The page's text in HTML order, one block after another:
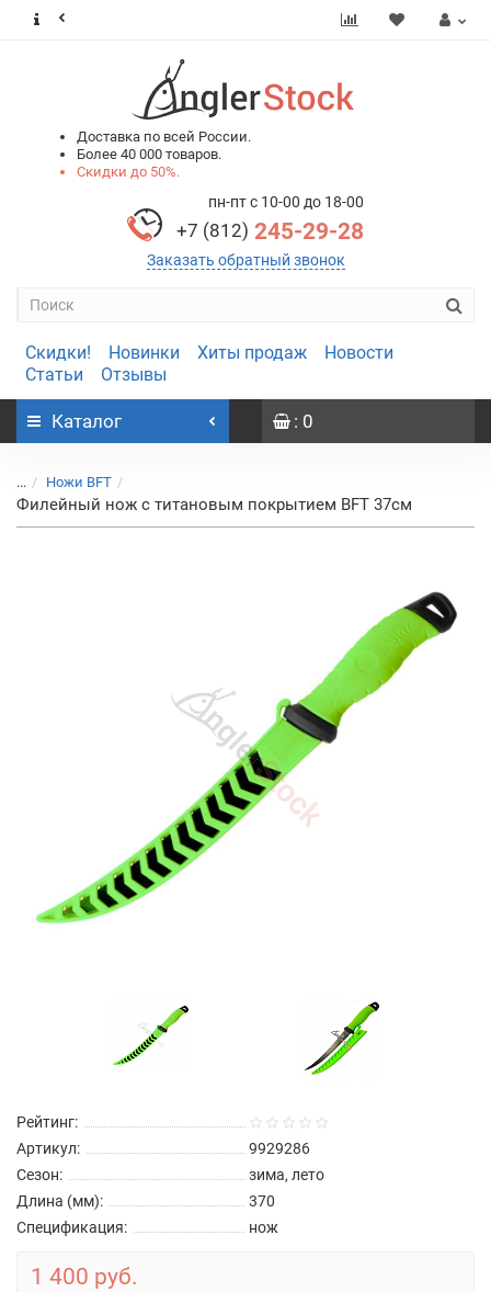
Доставка по всей России.
Более 40 000 товаров.
Скидки до 50%.
пн-пт с 10-00 до 18-00
+7 (812) 245-29-28
Заказать обратный звонок
Скидки! Новинки Хиты продаж
Новости
Статьи
Отзывы
Каталог : 0
... Ножи BFT
Филейный нож с титановым покрытием BFT 37см
Рейтинг:
Артикул:
9929286
Сезон:
зима, лето
Длина (мм):
370
Спецификация:
нож
1 400 руб.